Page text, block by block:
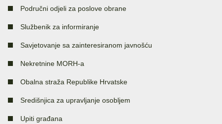
Područni odjeli za poslove obrane
Službenik za informiranje
Savjetovanje sa zainteresiranom javnošću
Nekretnine MORH-a
Obalna straža Republike Hrvatske
Središnjica za upravljanje osobljem
Upiti građana